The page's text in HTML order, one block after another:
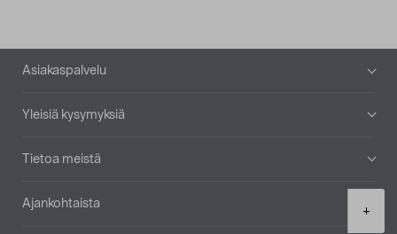
+
Alatunniste
Asiakaspalvelu
Yleisiä kysymyksiä
Tietoa meistä
Ajankohtaista